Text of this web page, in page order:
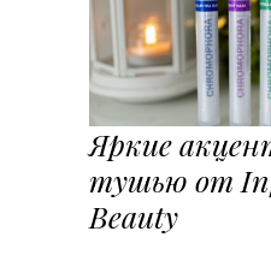
Яркие
тушью от
Beauty